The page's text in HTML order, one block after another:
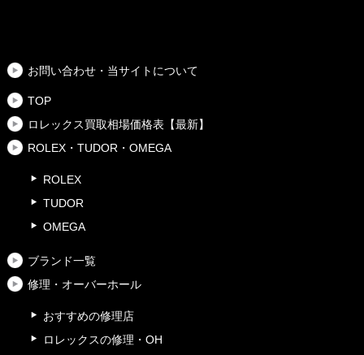
お問い合わせ・当サイトについて
TOP
ロレックス買取相場価格表【最新】
ROLEX・TUDOR・OMEGA
ROLEX
TUDOR
OMEGA
ブランド一覧
修理・オーバーホール
おすすめの修理店
ロレックスの修理・OH